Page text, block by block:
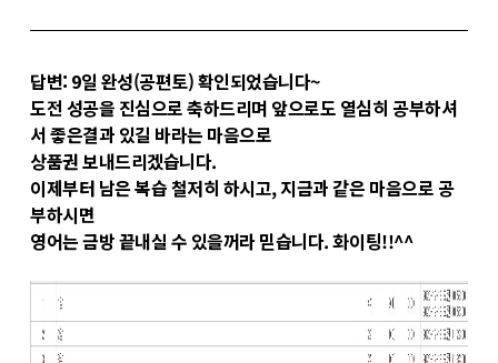
답변: 9일 완성(공편토) 확인되었습니다~
도전 성공을 진심으로 축하드리며 앞으로도 열심히 공부하셔
서 좋은결과 있길 바라는 마음으로
상품권 보내드리겠습니다.
이제부터 남은 복습 철저히 하시고,지금과 같은 마음으로 공
부하시면
영어는 금방 끝내실 수 있을꺼라 믿습니다. 화이팅!!^^